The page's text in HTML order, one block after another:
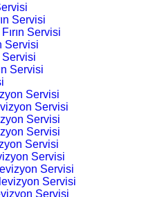
Servisi
Servisi
Servisi
Servisi
Servisi
Servisi
Servisi
Servisi
Servisi
Servisi
Servisi
Servisi
Servisi
Servisi